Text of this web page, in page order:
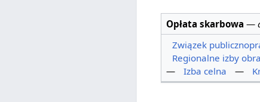
Opłata skarbowa —
Związek
Regionalne izby
—
Izba celna —